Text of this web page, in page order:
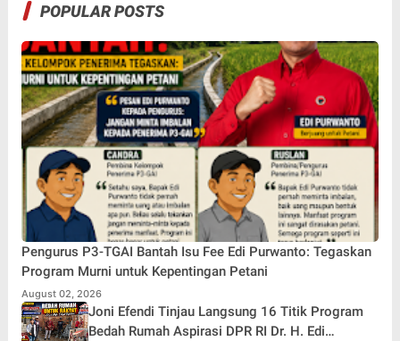
POPULAR POSTS
Pengurus P3-TGAI Bantah Isu Fee Edi Purwanto: Tegaskan
Program Murni untuk Kepentingan Petani
August 02, 2026
Joni Efendi Tinjau Langsung 16 Titik Program
Bedah Rumah Aspirasi DPR RI Dr. H. Edi